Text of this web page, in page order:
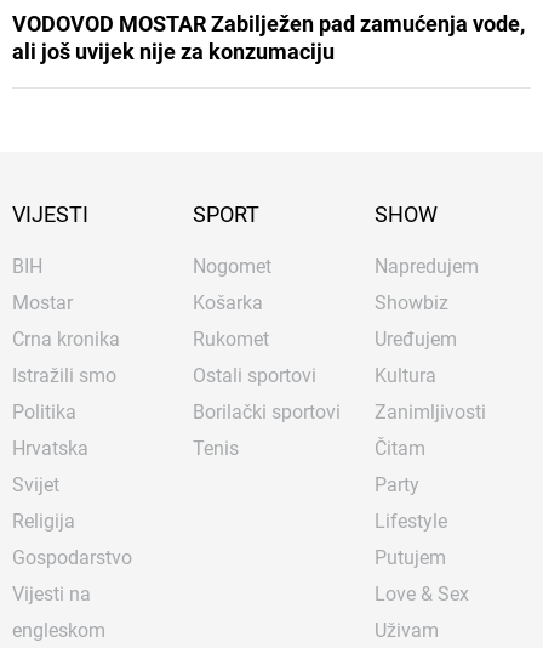
VODOVOD MOSTAR Zabilježen pad zamućenja vode,
ali još uvijek nije za konzumaciju
VIJESTI
BIH
Mostar
Crna kronika
Istražili smo
Politika
Hrvatska
Svijet
Religija
Gospodarstvo
Vijesti na
engleskom
SPORT
Nogomet
Košarka
Rukomet
Ostali sportovi
Borilački sportovi
Tenis
SHOW
Napredujem
Showbiz
Uređujem
Kultura
Zanimljivosti
Čitam
Party
Lifestyle
Putujem
Love & Sex
Uživam